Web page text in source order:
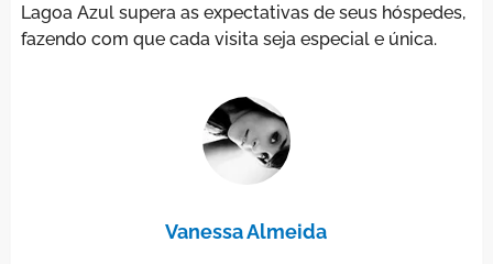
Lagoa Azul supera as expectativas de seus hóspedes,
fazendo com que cada visita seja especial e única.
Vanessa Almeida